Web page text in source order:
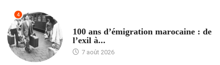
4
100 ans d’émigration marocaine : de
l’exil à...
7 août 2026